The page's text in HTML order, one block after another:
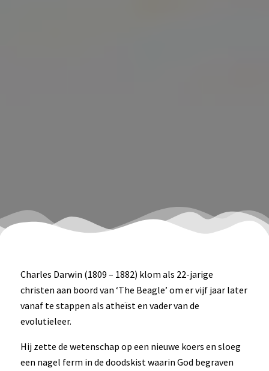
Charles Darwin (1809 – 1882) klom als 22-jarige
christen aan boord van ‘The Beagle’ om er vijf jaar later
vanaf te stappen als atheïst en vader van de
evolutieleer.
Hij zette de wetenschap op een nieuwe koers en sloeg
een nagel ferm in de doodskist waarin God begraven